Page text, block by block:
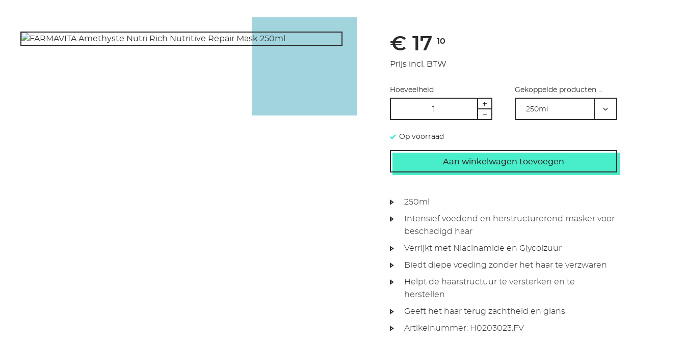
€ 17 10
Prijs incl. BTW
Hoeveelheid Gekoppelde producten ...
250ml
Op voorraad
250ml
Intensief voedend en herstructurerend masker voor
beschadigd haar
Verrijkt met Niacinamide en Glycolzuur
Biedt diepe voeding zonder het haar te verzwaren
Helpt de haarstructuur te versterken en te
herstellen
Geeft het haar terug zachtheid en glans
Artikelnummer: H0203023.FV